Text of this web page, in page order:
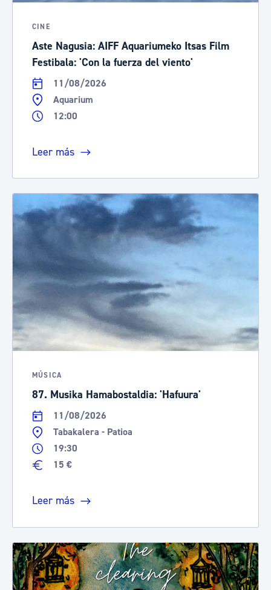
CINE
Aste Nagusia: AIFF Aquariumeko Itsas Film
Festibala: 'Con la fuerza del viento'
11/08/2026
Aquarium
12:00
Leer más
MÚSICA
87. Musika Hamabostaldia: 'Hafuura'
11/08/2026
Tabakalera - Patioa
19:30
15 €
Leer más